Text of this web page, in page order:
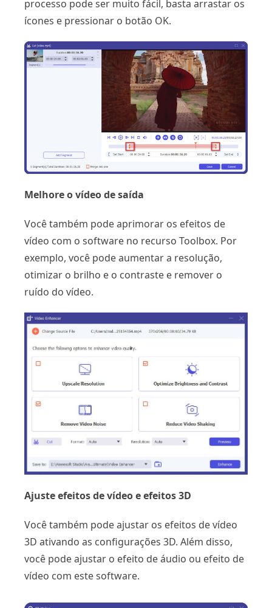
processo pode ser muito fácil, basta arrastar os
ícones e pressionar o botão OK.
Melhore o vídeo de saída
Você também pode aprimorar os efeitos de
vídeo com o software no recurso Toolbox. Por
exemplo, você pode aumentar a resolução,
otimizar o brilho e o contraste e remover o
ruído do vídeo.
Ajuste efeitos de vídeo e efeitos 3D
Você também pode ajustar os efeitos de vídeo
3D ativando as configurações 3D. Além disso,
você pode ajustar o efeito de áudio ou efeito de
vídeo com este software.